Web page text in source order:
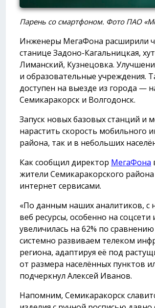
Парень со смартфоном. Фото ПАО
Инженеры МегаФона расширили
станице Задоно-Кагальницкая,
Лиманский, Кузнецовка.
и образовательные учреждения.
доступен на выезде из города —
Семикаракорск и Волгодонск.
Запуск новых базовых станций и
нарастить скорость мобильного
района, так и в небольших
Как сообщил директор МегаФона
жители Семикаракорского
интернет сервисами.
«По данным наших аналитиков, с
веб ресурсы, особенно на
увеличилась на 62% по
системно развиваем телеком
региона, адаптируя её под
от размера населённых пунктов
подчеркнул Алексей Иванов.
Напомним, Семикаракорск